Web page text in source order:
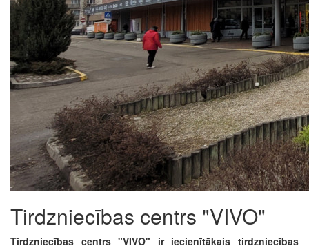
Tirdzniecības centrs "VIVO"
Tirdzniecības centrs "VIVO" ir iecienītākais tirdzniecības